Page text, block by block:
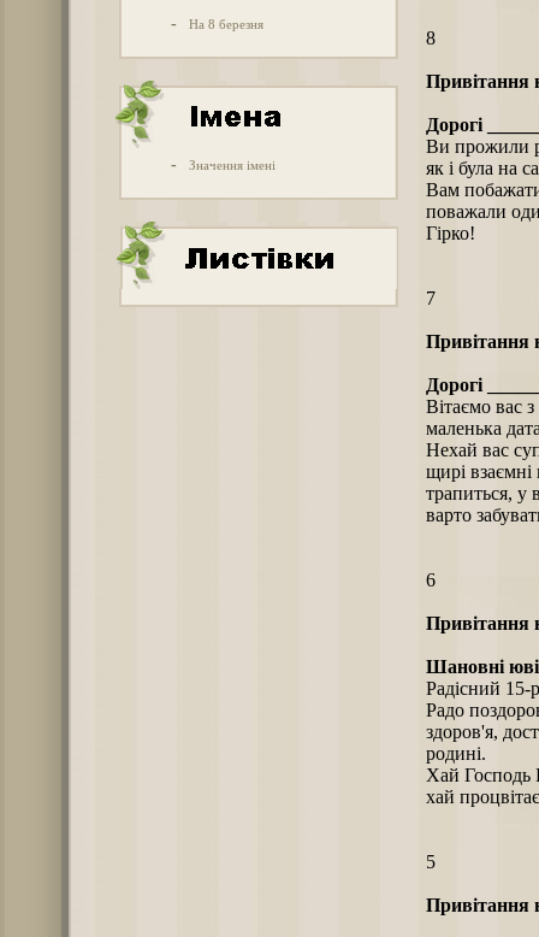
- На 8 березня
- Значення імені
8
Привітання
Дорогі
Ви прожили
як і була на
Вам
поважали
Гірко!
7
Привітання
Дорогі
Вітаємо вас
маленька
Нехай вас
щирі
трапиться, у
варто
6
Привітання
Шановні
Радісний 15-
Радо
здоров'я,
родині.
Хай Господь
хай
5
Привітання